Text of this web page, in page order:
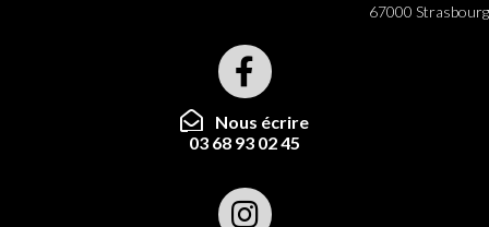
67000 Strasbourg
Nous écrire
03 68 93 02 45